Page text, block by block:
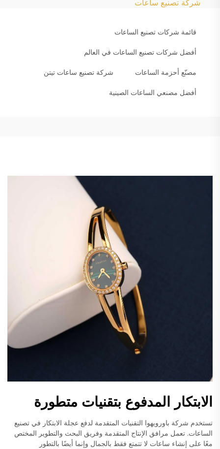
شركة تصنيع ساعات
قائمة شركات تصنيع الساعات
أفضل شركات تصنيع الساعات في العالم
مصنّع أحزمة الساعات شركة تصنيع ساعات تيتن
أفضل مصنعي الساعات الصينية
الابتكار المدفوع بتقنيات متطورة
تستخدم شركة باورويهوا التقنيات المتقدمة لدفع عجلة الابتكار في تصنيع
الساعات. تعمل مرافق الإنتاج المتقدمة وفريق البحث والتطوير المختص
معًا على إنشاء ساعات لا تتمتع فقط بالجمال وإنما أيضًا بالتطور